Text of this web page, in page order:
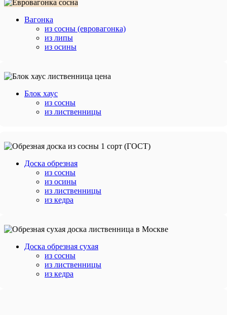
Вагонка
из сосны (евровагонка)
из липы
из осины
Блок хаус
из сосны
из лиственницы
Доска обрезная
из сосны
из осины
из лиственницы
из кедра
Доска обрезная сухая
из сосны
из лиственницы
из кедра